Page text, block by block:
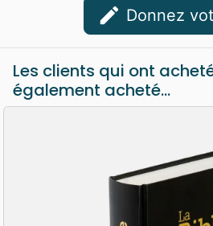
edit Donnez
Les clients qui ont
également acheté...